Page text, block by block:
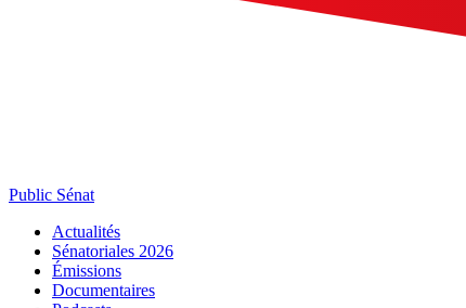
Public Sénat
Actualités
Sénatoriales 2026
Émissions
Documentaires